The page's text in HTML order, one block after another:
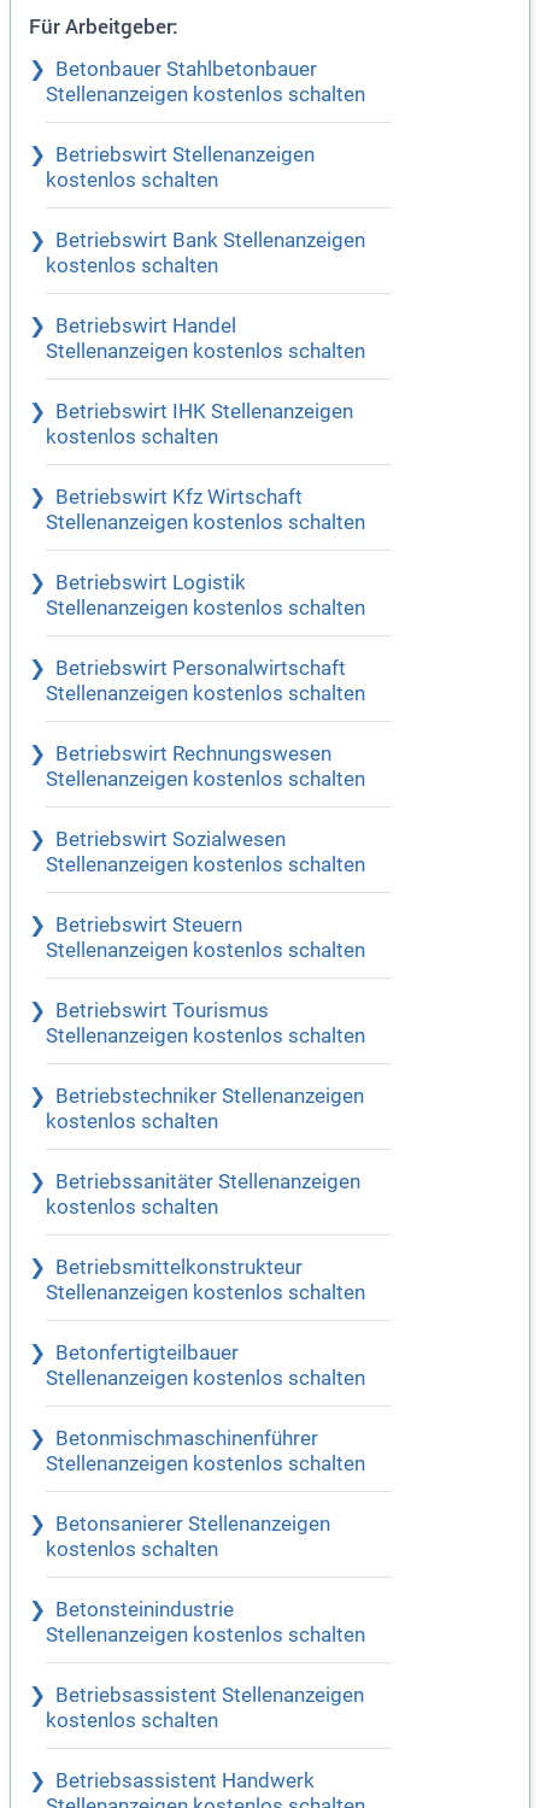
Für Arbeitgeber:
Betonbauer Stahlbetonbauer
Stellenanzeigen kostenlos schalten
Betriebswirt Stellenanzeigen
kostenlos schalten
Betriebswirt Bank Stellenanzeigen
kostenlos schalten
Betriebswirt Handel
Stellenanzeigen kostenlos schalten
Betriebswirt IHK Stellenanzeigen
kostenlos schalten
Betriebswirt Kfz Wirtschaft
Stellenanzeigen kostenlos schalten
Betriebswirt Logistik
Stellenanzeigen kostenlos schalten
Betriebswirt Personalwirtschaft
Stellenanzeigen kostenlos schalten
Betriebswirt Rechnungswesen
Stellenanzeigen kostenlos schalten
Betriebswirt Sozialwesen
Stellenanzeigen kostenlos schalten
Betriebswirt Steuern
Stellenanzeigen kostenlos schalten
Betriebswirt Tourismus
Stellenanzeigen kostenlos schalten
Betriebstechniker Stellenanzeigen
kostenlos schalten
Betriebssanitäter Stellenanzeigen
kostenlos schalten
Betriebsmittelkonstrukteur
Stellenanzeigen kostenlos schalten
Betonfertigteilbauer
Stellenanzeigen kostenlos schalten
Betonmischmaschinenführer
Stellenanzeigen kostenlos schalten
Betonsanierer Stellenanzeigen
kostenlos schalten
Betonsteinindustrie
Stellenanzeigen kostenlos schalten
Betriebsassistent Stellenanzeigen
kostenlos schalten
Betriebsassistent Handwerk